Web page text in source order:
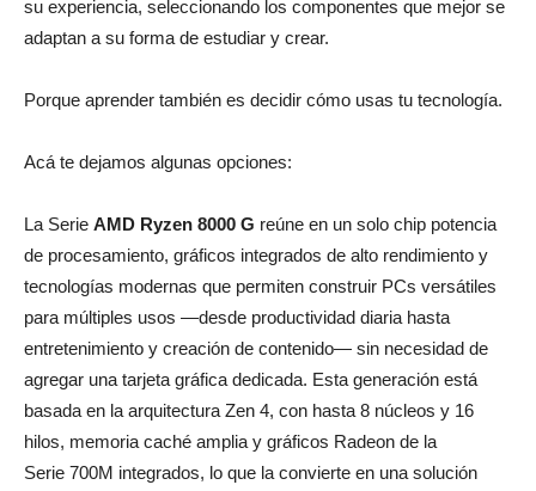
su experiencia, seleccionando los componentes que mejor se
adaptan a su forma de estudiar y crear.
Porque aprender también es decidir cómo usas tu tecnología.
Acá te dejamos algunas opciones:
La Serie AMD Ryzen 8000 G reúne en un solo chip potencia
de procesamiento, gráficos integrados de alto rendimiento y
tecnologías modernas que permiten construir PCs versátiles
para múltiples usos —desde productividad diaria hasta
entretenimiento y creación de contenido— sin necesidad de
agregar una tarjeta gráfica dedicada. Esta generación está
basada en la arquitectura Zen 4, con hasta 8 núcleos y 16
hilos, memoria caché amplia y gráficos Radeon de la
Serie 700M integrados, lo que la convierte en una solución